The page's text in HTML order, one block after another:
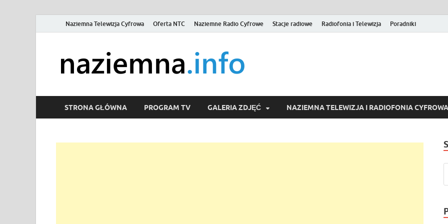
Naziemna Telewizja Cyfrowa Oferta NTC Naziemne Radio Cyfrowe Stacje radiowe Radiofonia i Telewizja Poradniki
Wideo online, VOD
STRONA GŁÓWNA PROGRAM TV GALERIA ZDJĘĆ NAZIEMNA TELEWIZJA I RADIOFONIA CYFROWA